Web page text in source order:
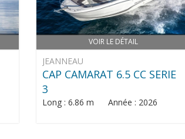
VOIR LE DÉTAIL
JEANNEAU
CAP CAMARAT 6.5 CC SERIE
3
Long : 6.86 m Année : 2026